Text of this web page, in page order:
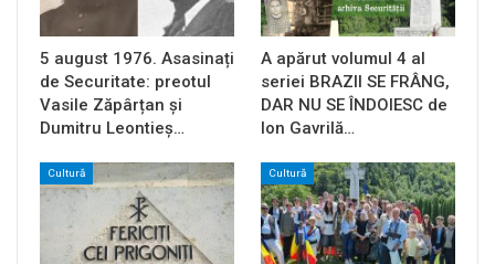
5 august 1976. Asasinați
de Securitate: preotul
Vasile Zăpârțan și
Dumitru Leontieș…
A apărut volumul 4 al
seriei BRAZII SE FRÂNG,
DAR NU SE ÎNDOIESC de
Ion Gavrilă…
Cultură Cultură